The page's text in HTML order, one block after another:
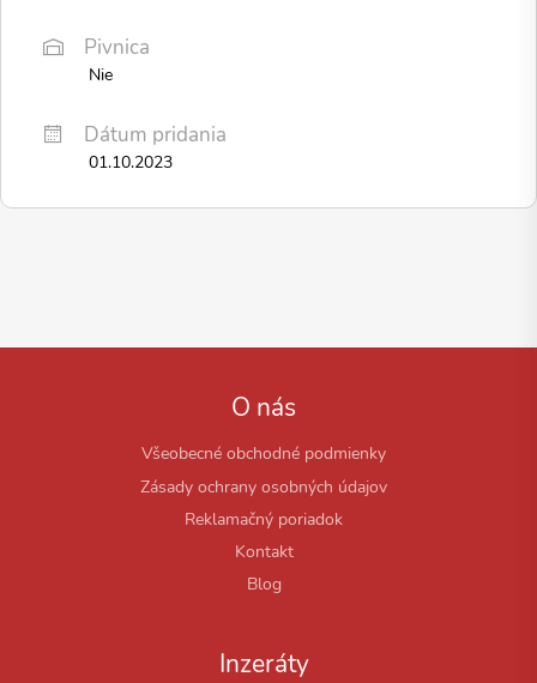
Pivnica
Nie
Dátum pridania
01.10.2023
O nás
Všeobecné obchodné podmienky
Zásady ochrany osobných údajov
Reklamačný poriadok
Kontakt
Blog
Inzeráty